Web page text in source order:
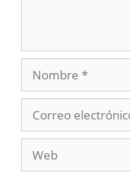
Nombre
electrónico